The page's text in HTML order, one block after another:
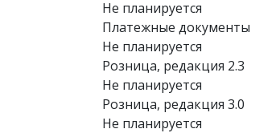
Не планируется
Платежные документы
Не планируется
Розница, редакция 2.3
Не планируется
Розница, редакция 3.0
Не планируется